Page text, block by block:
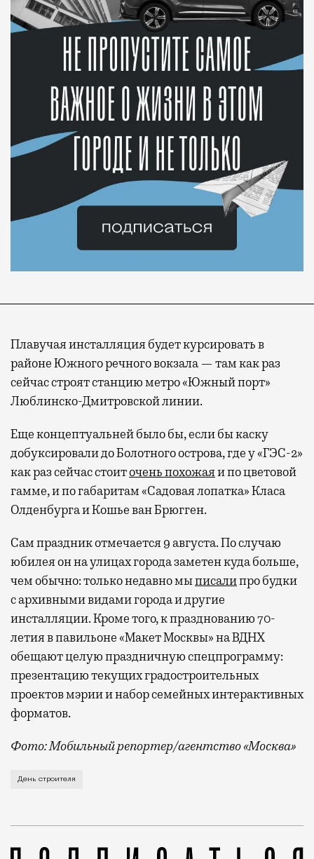
Плавучая инсталляция будет курсировать в
районе Южного речного вокзала — там как раз
сейчас строят станцию метро «Южный порт»
Люблинско-Дмитровской линии.
Еще концептуальней было бы, если бы каску
добуксировали до Болотного острова, где у «ГЭС-2»
как раз сейчас стоиточень похожаяи по цветовой
гамме, и по габаритам «Садовая лопатка» Класа
Олденбурга и Кошье ван Брюгген.
Сам праздник отмечается 9 августа. По случаю
юбилея он на улицах города заметен куда больше,
чем обычно: только недавно мыписалипро будки
с архивными видами города и другие
инсталляции. Кроме того, к празднованию 70-
летия в павильоне «Макет Москвы» на ВДНХ
обещают целую праздничную спецпрограмму:
презентацию текущих градостроительных
проектов мэрии и набор семейных интерактивных
форматов.
Фото: Мобильный репортер/агентство «Москва»
Это каска в фирменных цветах департамента
День строителя